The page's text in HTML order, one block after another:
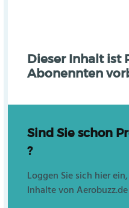
Dieser Inhalt ist
Abonennten
Sind Sie schon
?
Loggen Sie sich hier
Inhalte von